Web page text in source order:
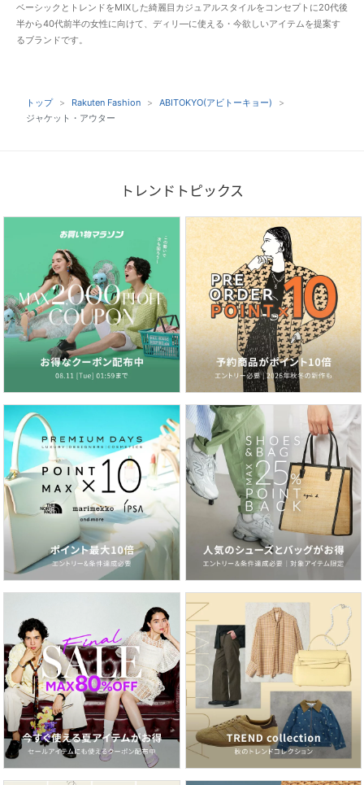
ベーシックとトレンドをMIXした綺麗目カジュアルスタイルをコンセプトに20代後
半から40代前半の女性に向けて、ディリ―に使える・今欲しいアイテムを提案す
るブランドです。
トップ Rakuten Fashion
ABITOKYO(アビトーキョー)
ジャケット・アウター
トレンドトピックス